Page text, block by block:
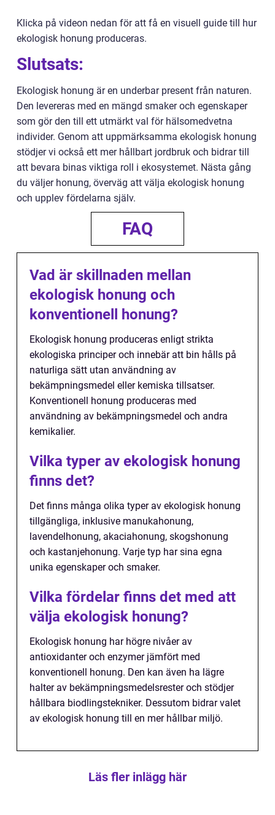
Klicka på videon nedan för att få en visuell guide till hur
ekologisk honung produceras.
Slutsats:
Ekologisk honung är en underbar present från naturen.
Den levereras med en mängd smaker och egenskaper
som gör den till ett utmärkt val för hälsomedvetna
individer. Genom att uppmärksamma ekologisk honung
stödjer vi också ett mer hållbart jordbruk och bidrar till
att bevara binas viktiga roll i ekosystemet. Nästa gång
du väljer honung, överväg att välja ekologisk honung
och upplev fördelarna själv.
FAQ
Vad är skillnaden mellan
ekologisk honung och
konventionell honung?
Ekologisk honung produceras enligt strikta
ekologiska principer och innebär att bin hålls på
naturliga sätt utan användning av
bekämpningsmedel eller kemiska tillsatser.
Konventionell honung produceras med
användning av bekämpningsmedel och andra
kemikalier.
Vilka typer av ekologisk honung
finns det?
Det finns många olika typer av ekologisk honung
tillgängliga, inklusive manukahonung,
lavendelhonung, akaciahonung, skogshonung
och kastanjehonung. Varje typ har sina egna
unika egenskaper och smaker.
Vilka fördelar finns det med att
välja ekologisk honung?
Ekologisk honung har högre nivåer av
antioxidanter och enzymer jämfört med
konventionell honung. Den kan även ha lägre
halter av bekämpningsmedelsrester och stödjer
hållbara biodlingstekniker. Dessutom bidrar valet
av ekologisk honung till en mer hållbar miljö.
Läs fler inlägg här